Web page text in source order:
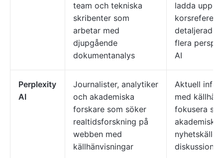
team och tekniska
skribenter som
arbetar med
djupgående
dokumentanalys
ladda upp
detaljerade
flera
AI
Perplexity
AI
Journalister, analytiker
och akademiska
forskare som söker
realtidsforskning på
webben med
källhänvisningar
Aktuell
med
fokusera
akademiska
nyhetskällor